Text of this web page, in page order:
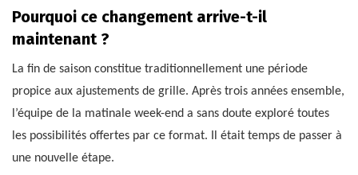
Pourquoi ce changement arrive-t-il
maintenant ?
La fin de saison constitue traditionnellement une période
propice aux ajustements de grille. Après trois années ensemble,
l’équipe de la matinale week-end a sans doute exploré toutes
les possibilités offertes par ce format. Il était temps de passer à
une nouvelle étape.